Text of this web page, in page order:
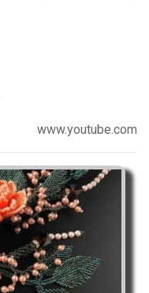
www.youtube.com